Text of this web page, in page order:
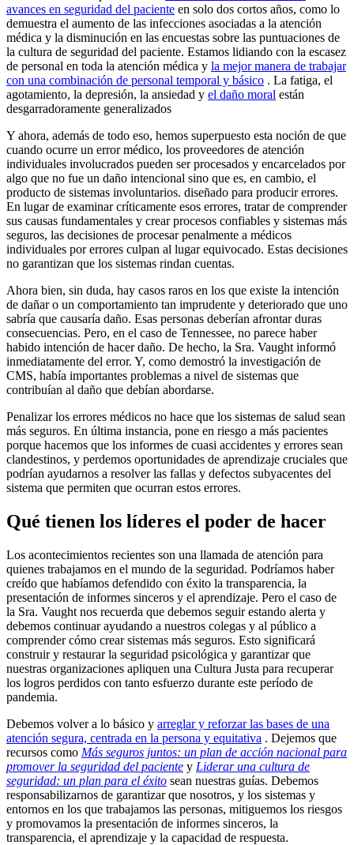
avances en seguridad del paciente en solo dos cortos años, como lo
demuestra el aumento de las infecciones asociadas a la atención
médica y la disminución en las encuestas sobre las puntuaciones de
la cultura de seguridad del paciente. Estamos lidiando con la escasez
de personal en toda la atención médica y la mejor manera de trabajar
con una combinación de personal temporal y básico . La fatiga, el
agotamiento, la depresión, la ansiedad y el daño moral están
desgarradoramente generalizados
Y ahora, además de todo eso, hemos superpuesto esta noción de que
cuando ocurre un error médico, los proveedores de atención
individuales involucrados pueden ser procesados ​​y encarcelados por
algo que no fue un daño intencional sino que es, en cambio, el
producto de sistemas involuntarios. diseñado para producir errores.
En lugar de examinar críticamente esos errores, tratar de comprender
sus causas fundamentales y crear procesos confiables y sistemas más
seguros, las decisiones de procesar penalmente a médicos
individuales por errores culpan al lugar equivocado. Estas decisiones
no garantizan que los sistemas rindan cuentas.
Ahora bien, sin duda, hay casos raros en los que existe la intención
de dañar o un comportamiento tan imprudente y deteriorado que uno
sabría que causaría daño. Esas personas deberían afrontar duras
consecuencias. Pero, en el caso de Tennessee, no parece haber
habido intención de hacer daño. De hecho, la Sra. Vaught informó
inmediatamente del error. Y, como demostró la investigación de
CMS, había importantes problemas a nivel de sistemas que
contribuían al daño que debían abordarse.
Penalizar los errores médicos no hace que los sistemas de salud sean
más seguros. En última instancia, pone en riesgo a más pacientes
porque hacemos que los informes de cuasi accidentes y errores sean
clandestinos, y perdemos oportunidades de aprendizaje cruciales que
podrían ayudarnos a resolver las fallas y defectos subyacentes del
sistema que permiten que ocurran estos errores.
Qué tienen los líderes el poder de hacer
Los acontecimientos recientes son una llamada de atención para
quienes trabajamos en el mundo de la seguridad. Podríamos haber
creído que habíamos defendido con éxito la transparencia, la
presentación de informes sinceros y el aprendizaje. Pero el caso de
la Sra. Vaught nos recuerda que debemos seguir estando alerta y
debemos continuar ayudando a nuestros colegas y al público a
comprender cómo crear sistemas más seguros. Esto significará
construir y restaurar la seguridad psicológica y garantizar que
nuestras organizaciones apliquen una Cultura Justa para recuperar
los logros perdidos con tanto esfuerzo durante este período de
pandemia.
Debemos volver a lo básico y arreglar y reforzar las bases de una
atención segura, centrada en la persona y equitativa . Dejemos que
recursos como Más seguros juntos: un plan de acción nacional para
promover la seguridad del paciente y Liderar una cultura de
seguridad: un plan para el éxito sean nuestras guías. Debemos
responsabilizarnos de garantizar que nosotros, y los sistemas y
entornos en los que trabajamos las personas, mitiguemos los riesgos
y promovamos la presentación de informes sinceros, la
transparencia, el aprendizaje y la capacidad de respuesta.